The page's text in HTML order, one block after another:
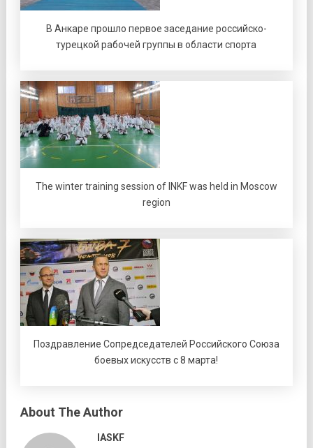
В Анкаре прошло первое заседание российско-
турецкой рабочей группы в области спорта
The winter training session of INKF was held in Moscow
region
Поздравление Сопредседателей Российского Союза
боевых искусств с 8 марта!
About The Author
IASKF